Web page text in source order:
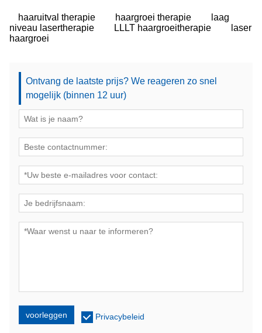
haaruitval therapie haargroei therapie
laag
niveau lasertherapie
LLLT haargroeitherapie
laser
haargroei
Ontvang de laatste prijs? We reageren zo snel
mogelijk (binnen 12 uur)
voorleggen Privacybeleid